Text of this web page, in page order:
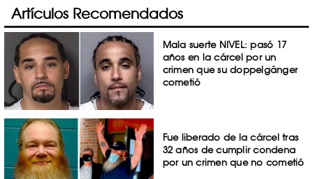
Artículos Recomendados
Mala suerte NIVEL: pasó 17
años en la cárcel por un
crimen que su doppelgänger
cometió
Fue liberado de la cárcel tras
32 años de cumplir condena
por un crimen que no cometió